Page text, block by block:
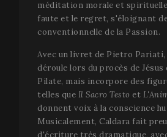
méditation morale et
faute et le regret, s'éloignant
conventionnelle de la Passion.
Avec un livret de Pietro
déroule lors du procès de
Pilate, mais incorpore des
telles que Il Sacro Testo et
donnent voix à la conscience
Musicalement, Caldara fait
d'écriture très dramatique,